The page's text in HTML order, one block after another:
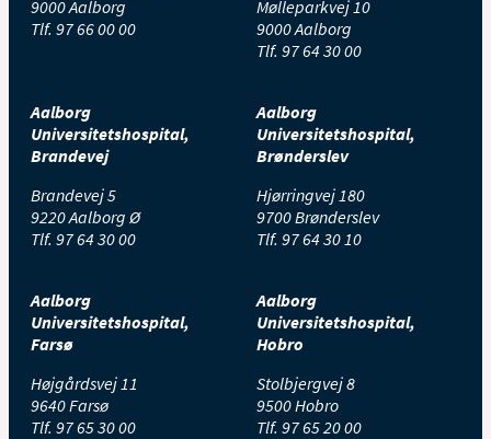
9000 Aalborg
Tlf. 97 66 00 00
Mølleparkvej 10
9000 Aalborg
Tlf. 97 64 30 00
Aalborg
Universitetshospital,
Brandevej
Brandevej 5
9220 Aalborg Ø
Tlf. 97 64 30 00
Aalborg
Universitetshospital,
Brønderslev
Hjørringvej 180
9700 Brønderslev
Tlf. 97 64 30 10
Aalborg
Universitetshospital,
Farsø
Højgårdsvej 11
9640 Farsø
Tlf. 97 65 30 00
Aalborg
Universitetshospital,
Hobro
Stolbjergvej 8
9500 Hobro
Tlf. 97 65 20 00